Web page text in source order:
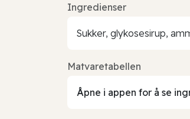
Ingredienser
Sukker, glykosesirup,
Matvaretabellen
Åpne i appen for å se